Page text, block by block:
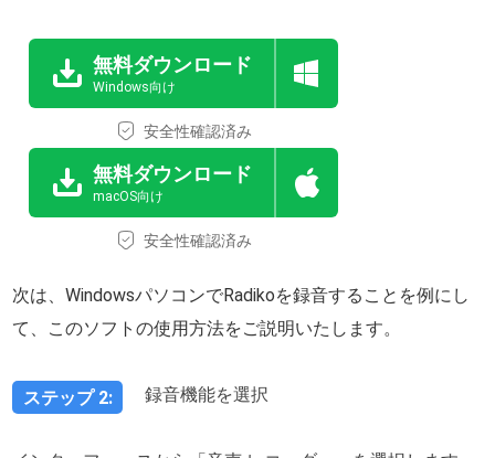
無料ダウンロード
Windows向け
安全性確認済み
無料ダウンロード
macOS向け
安全性確認済み
次は、WindowsパソコンでRadikoを録音することを例にし
て、このソフトの使用方法をご説明いたします。
ステップ 2: 録音機能を選択